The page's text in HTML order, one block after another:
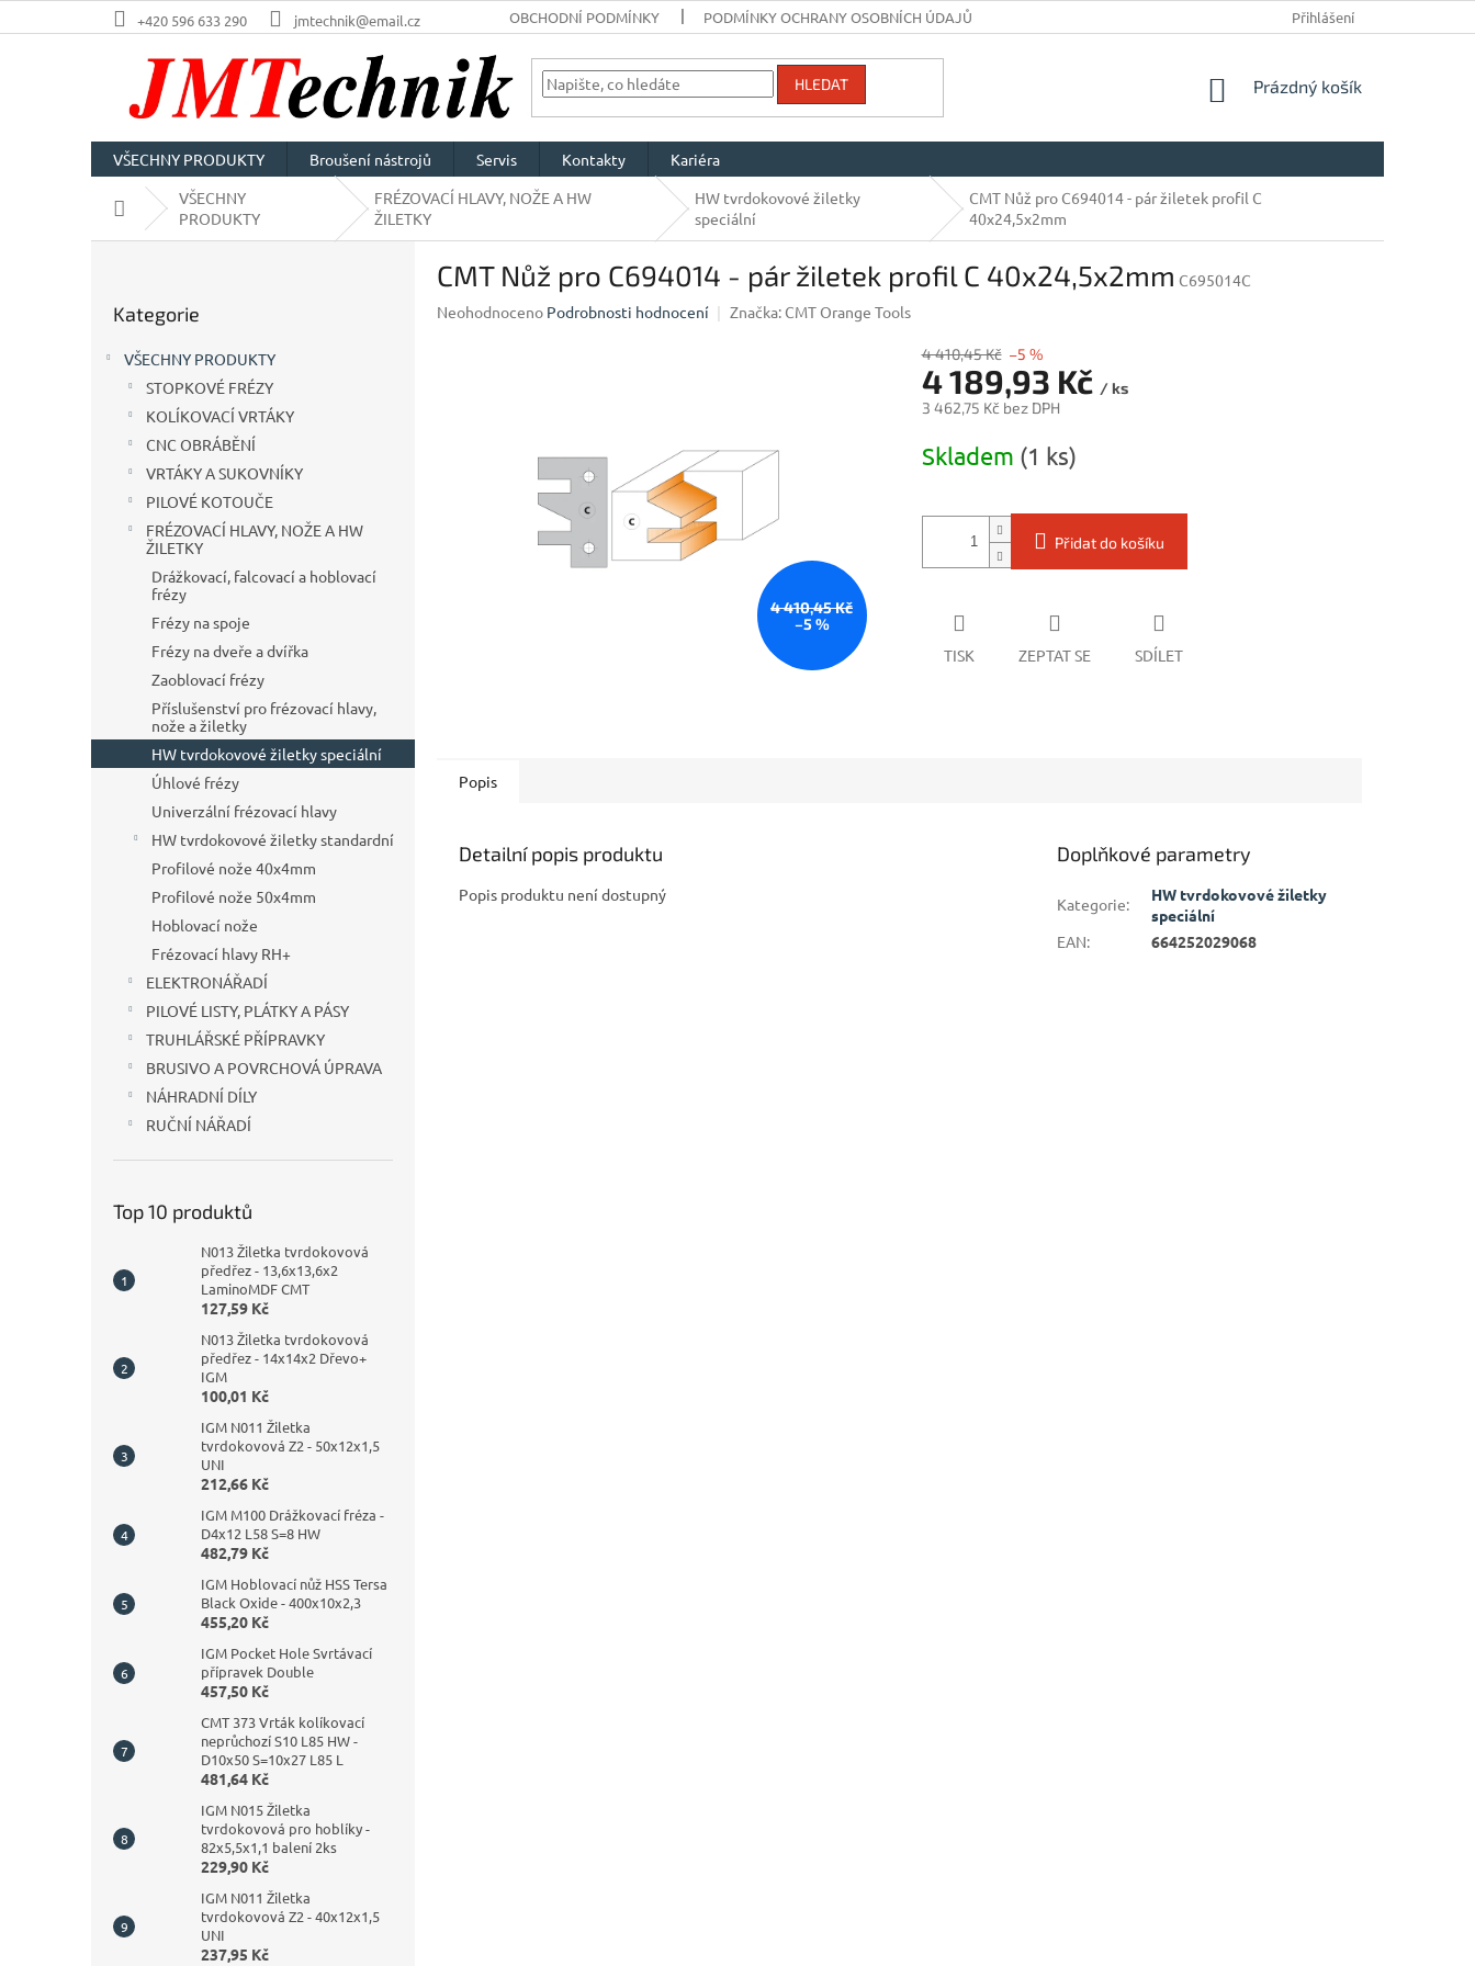
na
+420 596 633 290 jmtechnik@email.cz OBCHODNÍ PODMÍNKY PODMÍNKY OCHRANY OSOBNÍCH ÚDAJŮ Přihlášení
HLEDAT
NÁKUPNÍ
Prázdný košík
VŠECHNY PRODUKTY Broušení nástrojů Servis Kontakty Kariéra
Domů VŠECHNY
PRODUKTY
FRÉZOVACÍ HLAVY, NOŽE A HW
ŽILETKY
HW tvrdokovové žiletky
speciální
CMT Nůž pro C694014 - pár žiletek profil C
40x24,5x2mm
kategorie
Kategorie
VŠECHNY PRODUKTY
STOPKOVÉ FRÉZY
KOLÍKOVACÍ VRTÁKY
CNC OBRÁBĚNÍ
VRTÁKY A SUKOVNÍKY
PILOVÉ KOTOUČE
FRÉZOVACÍ HLAVY, NOŽE A HW
ŽILETKY
Drážkovací, falcovací a hoblovací
frézy
Frézy na spoje
Frézy na dveře a dvířka
Zaoblovací frézy
Příslušenství pro frézovací hlavy,
nože a žiletky
HW tvrdokovové žiletky speciální
Úhlové frézy
Univerzální frézovací hlavy
HW tvrdokovové žiletky standardní
Profilové nože 40x4mm
Profilové nože 50x4mm
Hoblovací nože
Frézovací hlavy RH+
ELEKTRONÁŘADÍ
PILOVÉ LISTY, PLÁTKY A PÁSY
TRUHLÁŘSKÉ PŘÍPRAVKY
BRUSIVO A POVRCHOVÁ ÚPRAVA
NÁHRADNÍ DÍLY
RUČNÍ NÁŘADÍ
Top 10 produktů
N013 Žiletka tvrdokovová
předřez - 13,6x13,6x2
LaminoMDF CMT
127,59 Kč
N013 Žiletka tvrdokovová
předřez - 14x14x2 Dřevo+
IGM
100,01 Kč
IGM N011 Žiletka
tvrdokovová Z2 - 50x12x1,5
UNI
212,66 Kč
IGM M100 Drážkovací fréza -
D4x12 L58 S=8 HW
482,79 Kč
IGM Hoblovací nůž HSS Tersa
Black Oxide - 400x10x2,3
455,20 Kč
IGM Pocket Hole Svrtávací
přípravek Double
457,50 Kč
CMT 373 Vrták kolíkovací
neprůchozí S10 L85 HW -
D10x50 S=10x27 L85 L
481,64 Kč
IGM N015 Žiletka
tvrdokovová pro hoblíky -
82x5,5x1,1 balení 2ks
229,90 Kč
IGM N011 Žiletka
tvrdokovová Z2 - 40x12x1,5
UNI
237,95 Kč
CMT Nůž pro C694014 - pár žiletek profil C 40x24,5x2mm C695014C
Průměrné
Neohodnoceno Podrobnosti hodnocení Značka: CMT Orange Tools
4 410,45 Kč
–5 %
4 410,45 Kč –5 %
4 189,93 Kč / ks
3 462,75 Kč bez DPH
cena:
Skladem (1 ks)
Přidat do košíku
TISK ZEPTAT SE SDÍLET
Popis
Detailní popis produktu
Popis produktu není dostupný
Doplňkové parametry
Kategorie:
HW tvrdokovové žiletky
speciální
EAN: 664252029068